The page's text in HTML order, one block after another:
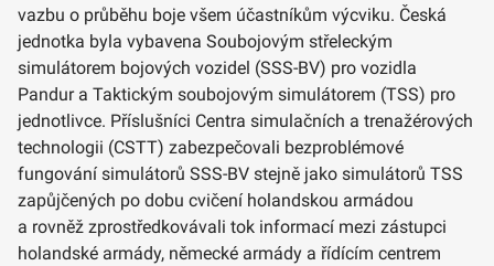
vazbu o průběhu boje všem účastníkům výcviku. Česká
jednotka byla vybavena Soubojovým střeleckým
simulátorem bojových vozidel (SSS-BV) pro vozidla
Pandur a Taktickým soubojovým simulátorem (TSS) pro
jednotlivce. Příslušníci Centra simulačních a trenažérových
technologii (CSTT) zabezpečovali bezproblémové
fungování simulátorů SSS-BV stejně jako simulátorů TSS
zapůjčených po dobu cvičení holandskou armádou
a rovněž zprostředkovávali tok informací mezi zástupci
holandské armády, německé armády a řídícím centrem